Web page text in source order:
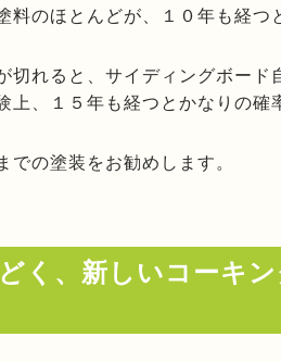
料のほとんどが、１０年も経つ
切れると、サイディングボード
上、１５年も経つとかなりの確
の塗装をお勧めします。
く、新しいコーキ